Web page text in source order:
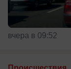
вчера в 09:52